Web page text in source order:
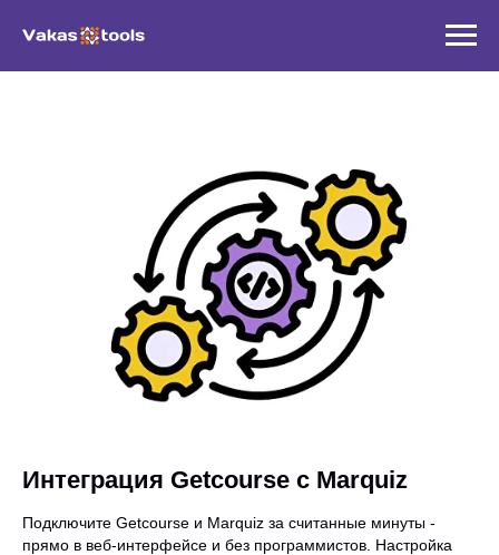
Интеграция Getcourse с Marquiz
Подключите Getcourse и Marquiz за считанные минуты -
прямо в веб-интерфейсе и без программистов. Настройка